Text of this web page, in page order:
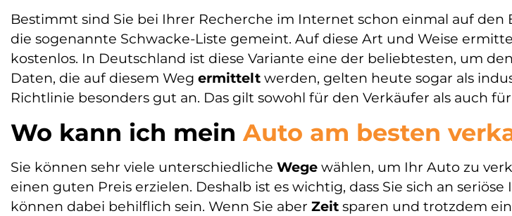
Bestimmt sind Sie bei Ihrer Recherche im Internet schon einmal auf
die sogenannte Schwacke-Liste gemeint. Auf diese Art und Weise
kostenlos. In Deutschland ist diese Variante eine der beliebtesten, um
Daten, die auf diesem Weg ermittelt werden, gelten heute sogar als
Richtlinie besonders gut an. Das gilt sowohl für den Verkäufer als auch
Wo kann ich mein Auto am besten
Sie können sehr viele unterschiedliche Wege wählen, um Ihr Auto zu
einen guten Preis erzielen. Deshalb ist es wichtig, dass Sie sich an
können dabei behilflich sein. Wenn Sie aber Zeit sparen und trotzdem